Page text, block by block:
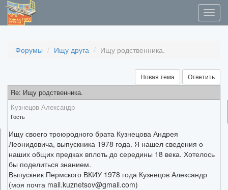
Форумы Ищу друга Ищу родственника.
Новая тема Ответить
Re: Ищу родственника.
Кузнецов Александр
Гость
Ищу своего троюродного брата Кузнецова Андрея
Леонидовича, выпускника 1978 года. Я нашел сведения о
наших общих предках вплоть до середины 18 века. Хотелось
бы поделиться знанием.
Выпускник Пермского ВКИУ 1978 года Кузнецов Александр
(моя почта mail.kuznetsov@gmail.com)